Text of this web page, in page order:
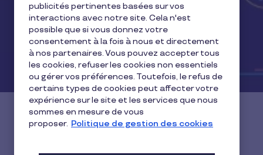
publicités pertinentes basées sur vos
interactions avec notre site. Cela n'est
possible que si vous donnez votre
consentement à la fois à nous et directement
à nos partenaires. Vous pouvez accepter tous
les cookies, refuser les cookies non essentiels
ou gérer vos préférences. Toutefois, le refus de
certains types de cookies peut affecter votre
expérience sur le site et les services que nous
sommes en mesure de vous
proposer. Politique de gestion des cookies